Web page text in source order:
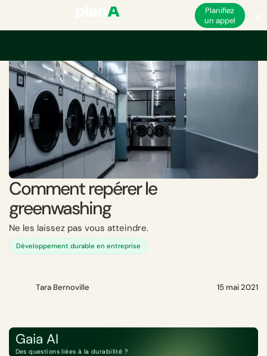
Planifiez
un appel
Comment repérer le
greenwashing
Ne les laissez pas vous atteindre.
Développement durable en entreprise
Tara Bernoville 15 mai 2021
Gaia AI
Des questions liées à la durabilité ?